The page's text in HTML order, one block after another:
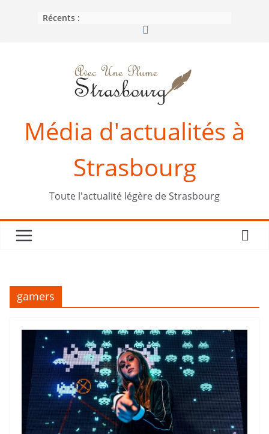
Récents :
Média d'actualités à
Strasbourg
Toute l'actualité légère de Strasbourg
gamers